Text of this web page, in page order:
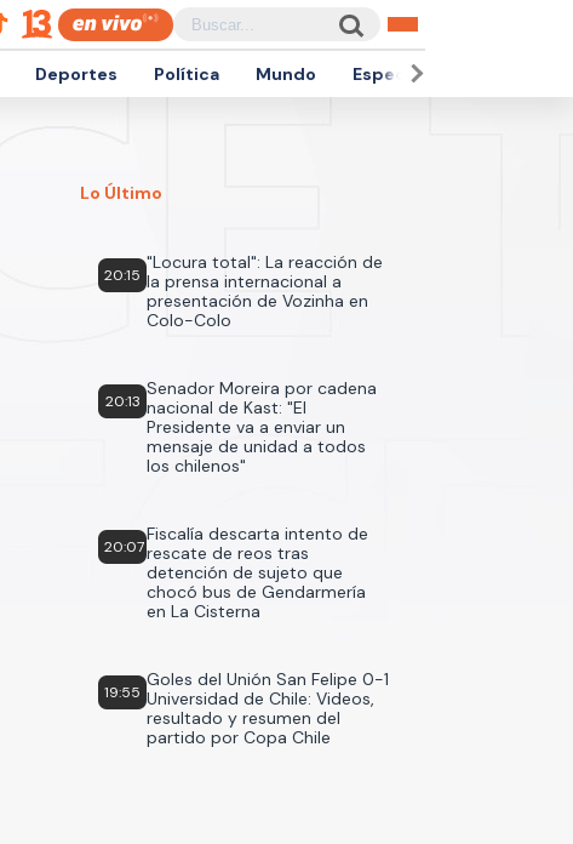
Deportes Política Mundo Espectáculos
Lo Último
20:15
"Locura total": La reacción de
la prensa internacional a
presentación de Vozinha en
Colo-Colo
20:13
Senador Moreira por cadena
nacional de Kast: "El
Presidente va a enviar un
mensaje de unidad a todos
los chilenos"
20:07
Fiscalía descarta intento de
rescate de reos tras
detención de sujeto que
chocó bus de Gendarmería
en La Cisterna
19:55
Goles del Unión San Felipe 0-1
Universidad de Chile: Videos,
resultado y resumen del
partido por Copa Chile